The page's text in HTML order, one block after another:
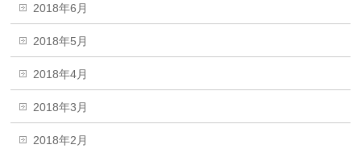
2018年6月
2018年5月
2018年4月
2018年3月
2018年2月